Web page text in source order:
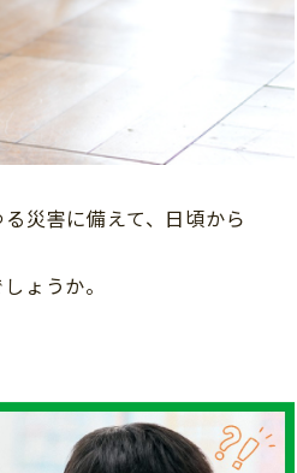
災害に備えて、日頃から
ょうか。